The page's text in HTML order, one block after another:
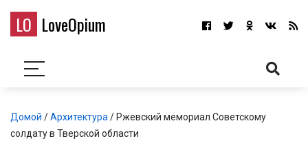
LO LoveOpium
Домой /Архитектура / Ржевский мемориал Советскому
солдату в Тверской области